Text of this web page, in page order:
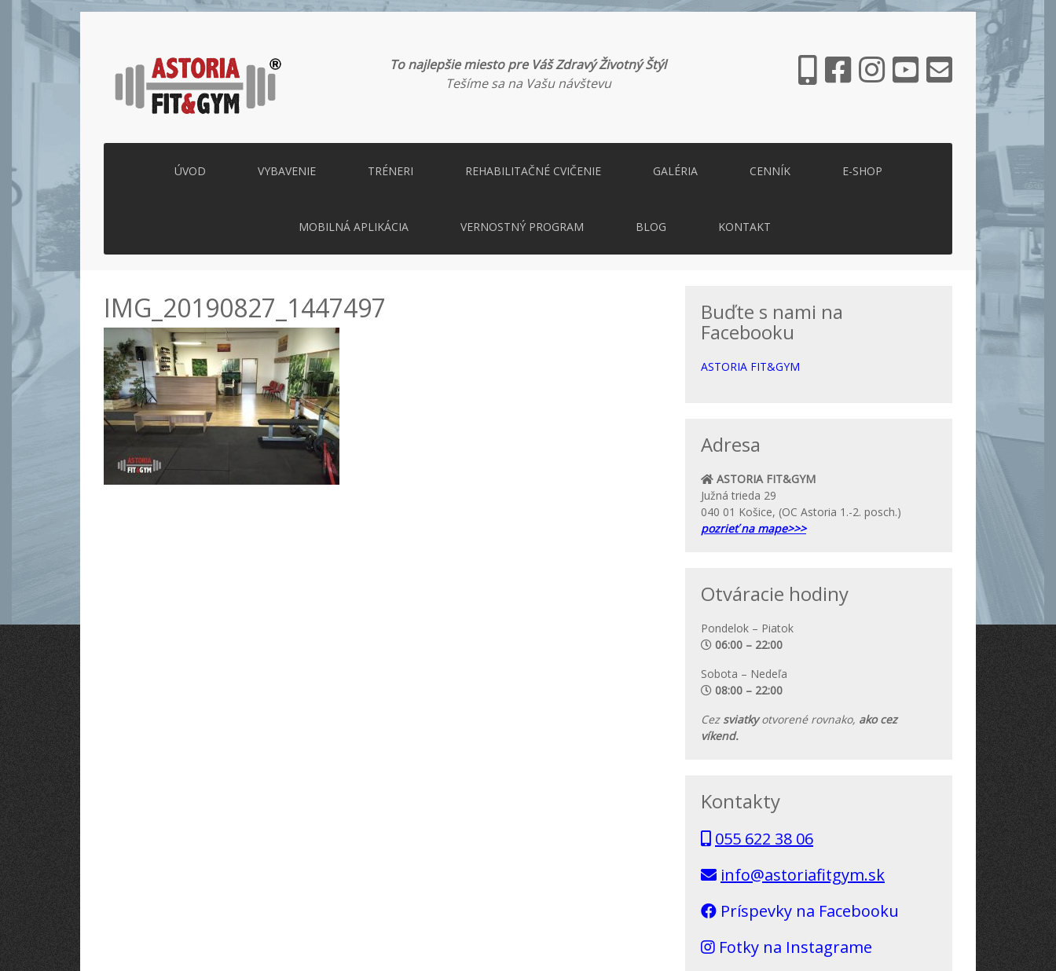
To najlepšie miesto pre Váš Zdravý Životný Štýl
Tešíme sa na Vašu návštevu
ÚVOD VYBAVENIE TRÉNERI REHABILITAČNÉ CVIČENIE GALÉRIA CENNÍK E-SHOP
MOBILNÁ APLIKÁCIA VERNOSTNÝ PROGRAM BLOG KONTAKT
IMG_20190827_1447497 Buďte s nami na
Facebooku
ASTORIA FIT&GYM
Adresa
ASTORIA FIT&GYM
Južná trieda 29
040 01 Košice, (OC Astoria 1.-2. posch.)
pozrieť na mape>>>
Otváracie hodiny
Pondelok – Piatok
06:00 – 22:00
Sobota – Nedeľa
08:00 – 22:00
Cez sviatkyotvorené rovnako, ako cez
víkend.
Kontakty
055 622 38 06
info@astoriafitgym.sk
Príspevky na Facebooku
Fotky na Instagrame